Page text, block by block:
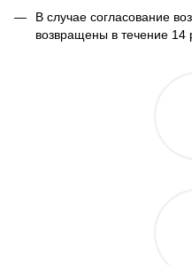
В случае согласование
возвращены в течение 14